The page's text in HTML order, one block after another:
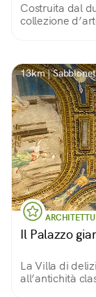
Costruita dal
collezione d’arte è
13km |
Il Palazzo
La Villa di
all’antichità